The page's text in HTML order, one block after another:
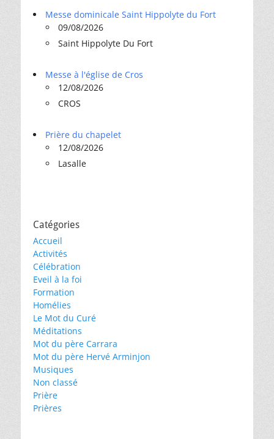
Messe dominicale Saint Hippolyte du Fort
09/08/2026
Saint Hippolyte Du Fort
Messe à l'église de Cros
12/08/2026
CROS
Prière du chapelet
12/08/2026
Lasalle
Catégories
Accueil
Activités
Célébration
Eveil à la foi
Formation
Homélies
Le Mot du Curé
Méditations
Mot du père Carrara
Mot du père Hervé Arminjon
Musiques
Non classé
Prière
Prières